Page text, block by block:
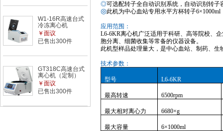
W1-16R高速台式
冷冻离心机
￥面议
已售出300件
GT318C高速台式
离心机（定制）
￥面议
已售出300件
◎可选配转子全自动识别系统，自动识别转
◎此机为中心血站专用水平方杯转子
应用范围：
L6-6KR离心机广泛适用于科研、高等院校、
胞分离、细菌收集等常备的仪器设备。
此机型样品处理量大，是中心血站、制药、生
技术参数：
型号 L6-6KR
最高转速 6500rpm
最大相对离心力 6680×g
最大容量 6×1000ml